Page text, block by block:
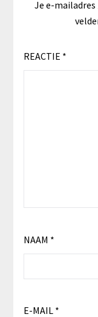
Je e-
REACTIE *
NAAM *
E-MAIL *